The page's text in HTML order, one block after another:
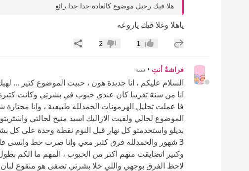
هلا فيك رحيل موضوع كالعادة جدا جدا رائع
ياهلا وغلا فيك ياروعه
إضافة رد جديد
إعجاب1 عدم إعجاب
2 مشاركة
فراشةٌ أنتِ • سنة
السلام عليكم ، انا جديدة هون ، حبيت الموضوع كتير ...
انا من سنة تقريبا كان عندي حبوب في بشرتي وكانت
فا عملت تحليل الهرمونات الحمدلله طبيعية ، وانا
الموضوع لحالي ولقيت الازاليك اسيد منيح لحالتي
بديلو واستخدمتو كل نهار قبل النوم نقطة وحدة على كل
3 شهور والحمدلله فرق كتير معي وانا صرت حط وانسى فا
وكتير اتضايقت منهم اكتر من الحبوب ، المهم ما الكم
لاحظ الفرق بوجهي واللي خلا بشرتي تصفى هو منقوع لبان